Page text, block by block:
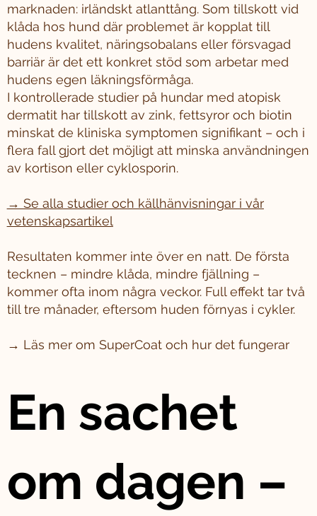
marknaden: irländskt atlanttång. Som tillskott vid
klåda hos hund där problemet är kopplat till
hudens kvalitet, näringsobalans eller försvagad
barriär är det ett konkret stöd som arbetar med
hudens egen läkningsförmåga.
I kontrollerade studier på hundar med atopisk
dermatit har tillskott av zink, fettsyror och biotin
minskat de kliniska symptomen signifikant – och i
flera fall gjort det möjligt att minska användningen
av kortison eller cyklosporin.
→ Se alla studier och källhänvisningar i vår
vetenskapsartikel
Resultaten kommer inte över en natt. De första
tecknen – mindre klåda, mindre fjällning –
kommer ofta inom några veckor. Full effekt tar två
till tre månader, eftersom huden förnyas i cykler.
→ Läs mer om SuperCoat och hur det fungerar
En sachet
om dagen –